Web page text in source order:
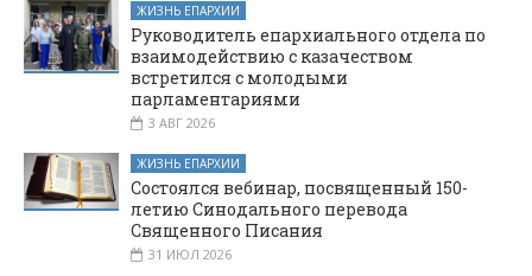
ЖИЗНЬ ЕПАРХИИ
Руководитель епархиального отдела по
взаимодействию с казачеством
встретился с молодыми
парламентариями
3 АВГ 2026
ЖИЗНЬ ЕПАРХИИ
Состоялся вебинар, посвященный 150-
летию Синодального перевода
Священного Писания
31 ИЮЛ 2026